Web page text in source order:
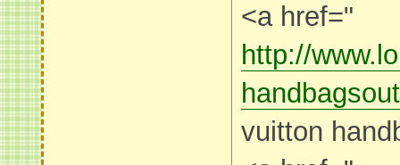
<a href="
http://
vuitton